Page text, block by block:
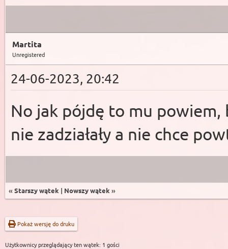
Martita
Unregistered
24-06-2023, 20:42
No jak pójdę to mu
nie zadziałały a nie chce
« Starszy wątek | Nowszy wątek »
Pokaż wersję do druku
Użytkownicy przeglądający ten wątek: 1 gości